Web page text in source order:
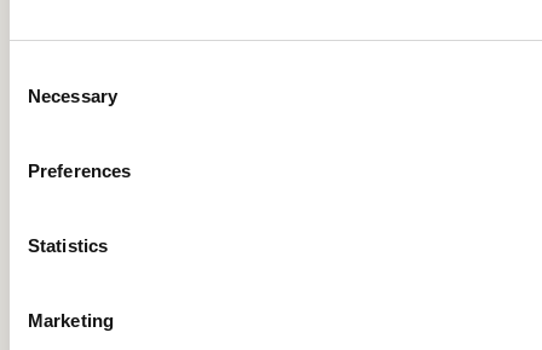
Selection
Necessary
Preferences
Statistics
Marketing